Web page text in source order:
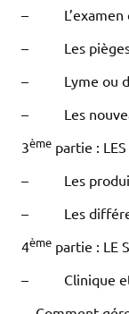
– L’examen
– Les pièges
– Lyme ou
– Les
3ème partie : LES
– Les
– Les
4ème partie : LE
– Clinique et